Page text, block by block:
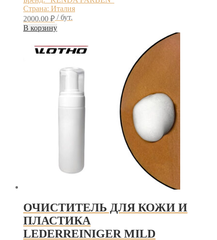
Страна: Италия
2000.00 ₽ / бут.
В корзину
ОЧИСТИТЕЛЬ ДЛЯ КОЖИ И
ПЛАСТИКА
LEDERREINIGER MILD